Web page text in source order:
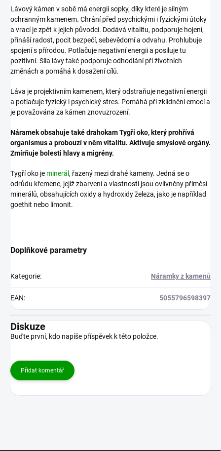
Lávový kámen v sobě má energii sopky, díky které je silným
ochranným kamenem. Chrání před psychickými i fyzickými útoky
a vrací je zpět k jejich původci. Dodává vitalitu, podporuje hojení,
přináší radost, pocit bezpečí, sebevědomí a odvahu. Prohlubuje
spojení s přírodou. Potlačuje negativní energii a posiluje tu
pozitivní. Síla lávy také podporuje odhodlání při životních
změnách a pomáhá k dosažení cílů.
Láva je projektivním kamenem, který odstraňuje negativní energii
a potlačuje fyzický i psychický stres. Pomáhá při zklidnění emocí a
je považována za kámen znovuzrození.
Náramek obsahuje také drahokam Tygří oko, který prohřívá
organismus a probouzí v něm vitalitu. Aktivuje smyslové orgány.
Zmírňuje bolesti hlavy a migrény.
Tygří oko je minerál , řazený mezi drahé kameny. Jedná se o
odrůdu křemene, jejíž zbarvení a vlastnosti jsou ovlivněny příměsí
minerálů, obsahujících oxidy a hydroxidy železa, jako je například
goethit nebo limonit.
Doplňkové parametry
Kategorie: Náramky z kamenů
EAN: 5055796598397
Diskuze
Buďte první, kdo napíše příspěvek k této položce.
Přidat komentář